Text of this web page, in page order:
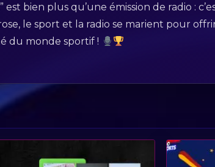
est bien plus qu’une émission de radio :
le sport et la radio se marient pour
du monde sportif !